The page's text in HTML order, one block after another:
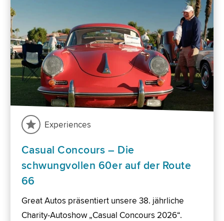
Experiences
Casual Concours – Die
schwungvollen 60er auf der Route
66
Great Autos präsentiert unsere 38. jährliche
Charity-Autoshow „Casual Concours 2026“.